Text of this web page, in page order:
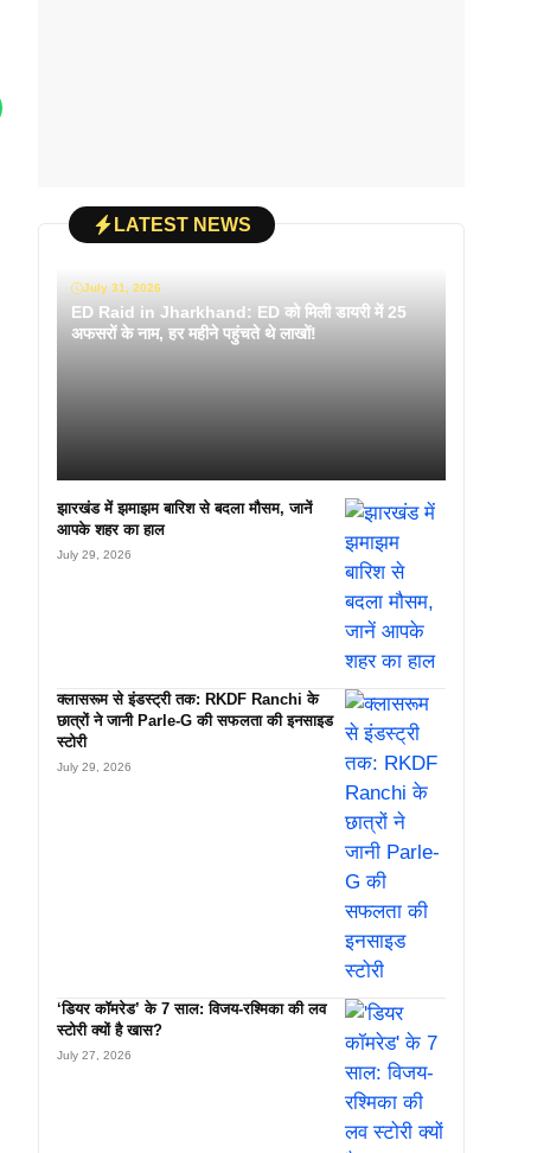
LATEST NEWS
July 31, 2026
ED Raid in Jharkhand: ED को मिली डायरी में 25
अफसरों के नाम, हर महीने पहुंचते थे लाखों!
झारखंड में झमाझम बारिश से बदला मौसम, जानें
आपके शहर का हाल
July 29, 2026
क्लासरूम से इंडस्ट्री तक: RKDF Ranchi के
छात्रों ने जानी Parle-G की सफलता की इनसाइड
स्टोरी
July 29, 2026
‘डियर कॉमरेड’ के 7 साल: विजय-रश्मिका की लव
स्टोरी क्यों है खास?
July 27, 2026